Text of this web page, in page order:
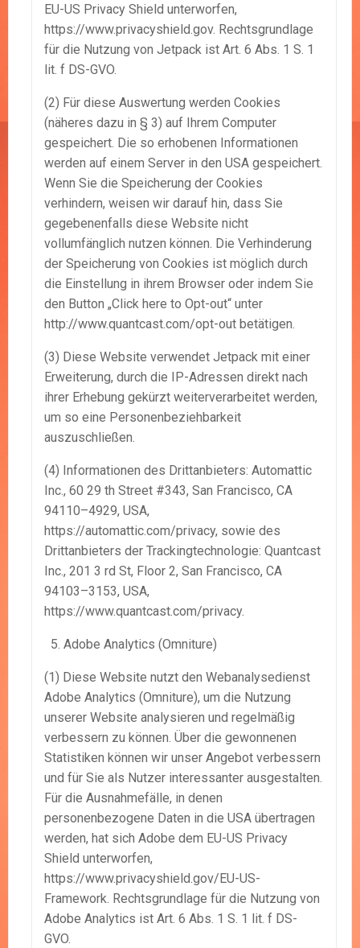
EU-US Privacy Shield unterworfen,
https://www.privacyshield.gov. Rechtsgrundlage
für die Nutzung von Jetpack ist Art. 6 Abs. 1 S. 1
lit. f DS-GVO.
(2) Für diese Auswertung werden Cookies
(näheres dazu in § 3) auf Ihrem Computer
gespeichert. Die so erhobenen Informationen
werden auf einem Server in den USA gespeichert.
Wenn Sie die Speicherung der Cookies
verhindern, weisen wir darauf hin, dass Sie
gegebenenfalls diese Website nicht
vollumfänglich nutzen können. Die Verhinderung
der Speicherung von Cookies ist möglich durch
die Einstellung in ihrem Browser oder indem Sie
den Button „Click here to Opt-out“ unter
http://www.quantcast.com/opt-out betätigen.
(3) Diese Website verwendet Jetpack mit einer
Erweiterung, durch die IP-Adressen direkt nach
ihrer Erhebung gekürzt weiterverarbeitet werden,
um so eine Personenbeziehbarkeit
auszuschließen.
(4) Informationen des Drittanbieters: Automattic
Inc., 60 29 th Street #343, San Francisco, CA
94110–4929, USA,
https://automattic.com/privacy, sowie des
Drittanbieters der Trackingtechnologie: Quantcast
Inc., 201 3 rd St, Floor 2, San Francisco, CA
94103–3153, USA,
https://www.quantcast.com/privacy.
Adobe Analytics (Omniture)
(1) Diese Website nutzt den Webanalysedienst
Adobe Analytics (Omniture), um die Nutzung
unserer Website analysieren und regelmäßig
verbessern zu können. Über die gewonnenen
Statistiken können wir unser Angebot verbessern
und für Sie als Nutzer interessanter ausgestalten.
Für die Ausnahmefälle, in denen
personenbezogene Daten in die USA übertragen
werden, hat sich Adobe dem EU-US Privacy
Shield unterworfen,
https://www.privacyshield.gov/EU-US-
Framework. Rechtsgrundlage für die Nutzung von
Adobe Analytics ist Art. 6 Abs. 1 S. 1 lit. f DS-
GVO.